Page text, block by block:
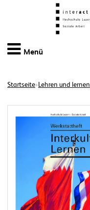
Menü
Startseite>Lehren und lernen